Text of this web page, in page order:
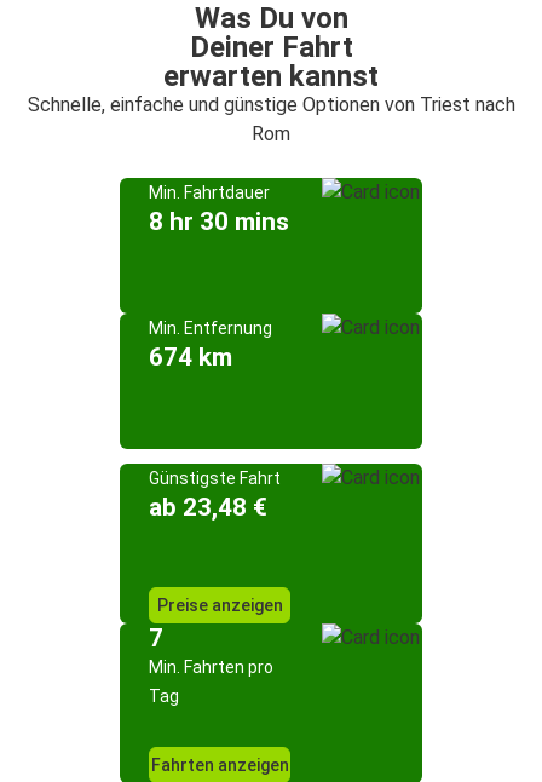
Was Du von
Deiner Fahrt
erwarten kannst
Schnelle, einfache und günstige Optionen von Triest nach
Rom
Min. Fahrtdauer
8 hr 30 mins
Min. Entfernung
674 km
Günstigste Fahrt
ab 23,48 €
Preise anzeigen
7
Min. Fahrten pro
Tag
Fahrten anzeigen